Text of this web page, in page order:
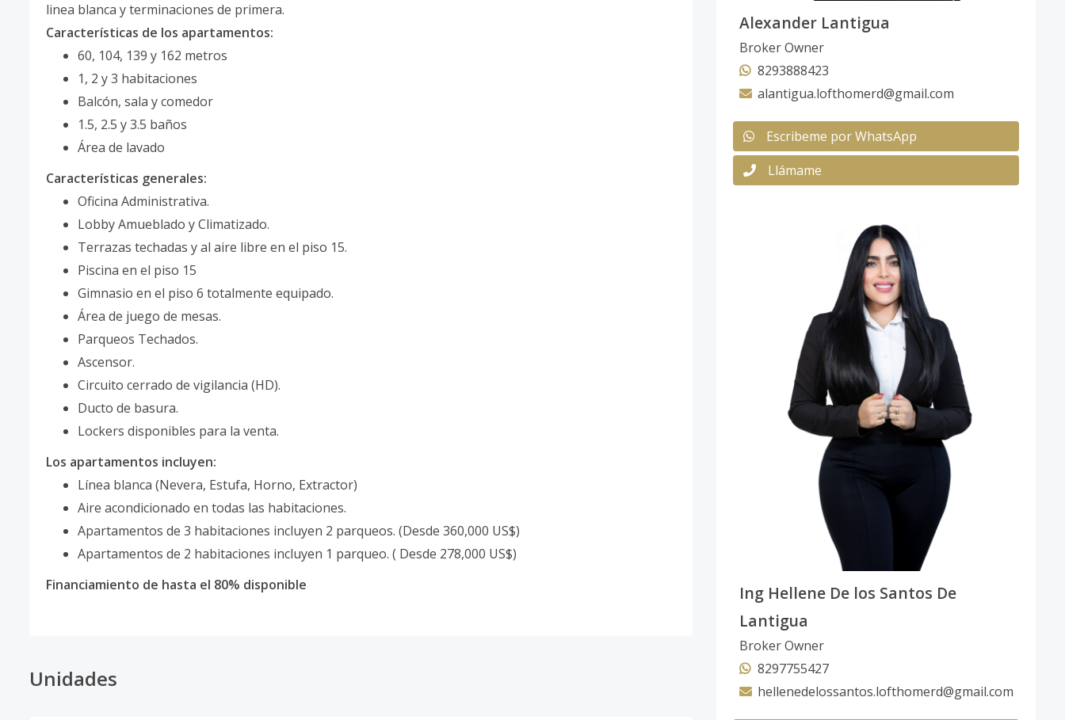
linea blanca y terminaciones de primera.
Características de los apartamentos:
60, 104, 139 y 162 metros
1, 2 y 3 habitaciones
Balcón, sala y comedor
1.5, 2.5 y 3.5 baños
Área de lavado
Características generales:
Oficina Administrativa.
Lobby Amueblado y Climatizado.
Terrazas techadas y al aire libre en el piso 15.
Piscina en el piso 15
Gimnasio en el piso 6 totalmente equipado.
Área de juego de mesas.
Parqueos Techados.
Ascensor.
Circuito cerrado de vigilancia (HD).
Ducto de basura.
Lockers disponibles para la venta.
Los apartamentos incluyen:
Línea blanca (Nevera, Estufa, Horno, Extractor)
Aire acondicionado en todas las habitaciones.
Apartamentos de 3 habitaciones incluyen 2 parqueos. (Desde 360,000 US$)
Apartamentos de 2 habitaciones incluyen 1 parqueo. ( Desde 278,000 US$)
Financiamiento de hasta el 80% disponible
Unidades
Alexander Lantigua
Broker Owner
8293888423
alantigua.lofthomerd@gmail.com
Escribeme por WhatsApp
Llámame
Ing Hellene De los Santos De
Lantigua
Broker Owner
8297755427
hellenedelossantos.lofthomerd@gmail.com